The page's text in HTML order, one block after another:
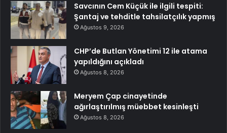
Savcının Cem Küçük ile ilgili tespiti:
Şantaj ve tehditle tahsilatçılık yapmış
Ağustos 9, 2026
CHP’de Butlan Yönetimi 12 ile atama
yapıldığını açıkladı
Ağustos 8, 2026
Meryem Çap cinayetinde
ağırlaştırılmış müebbet kesinleşti
Ağustos 8, 2026